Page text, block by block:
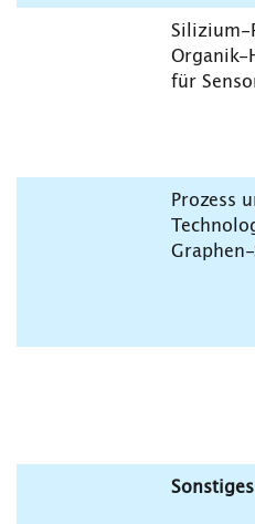
Silizium-
Organik-
für
Prozess
Sonstiges